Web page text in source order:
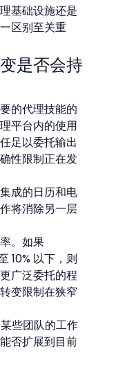
基础设施还是
区别至关重
是否会持
的代理技能的
平台内的使用
足以委托输出
性限制正在发
成的日历和电
将消除另一层
。如果
10% 以下，则
广泛委托的程
变限制在狭窄
些团队的工作
否扩展到目前